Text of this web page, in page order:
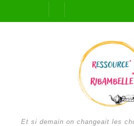
Open
Et si demain on changeait les